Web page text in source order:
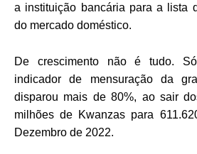
a instituição bancária para a lista
do mercado doméstico.
De crescimento não é tudo.
indicador de mensuração da
disparou mais de 80%, ao sair
milhões de Kwanzas para
Dezembro de 2022.